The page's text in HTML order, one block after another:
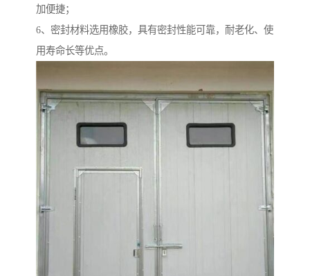
加便捷；
6、密封材料选用橡胶，具有密封性能可靠，耐老化、使
用寿命长等优点。